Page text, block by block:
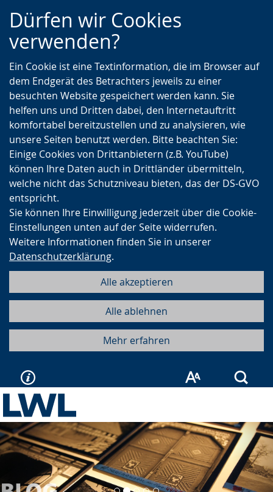
Zur
Hauptnavigation
Zur
Seitennavigation
Zum
Inhalt
Dürfen wir Cookies
verwenden?
Ein Cookie ist eine Textinformation, die im Browser auf
dem Endgerät des Betrachters jeweils zu einer
besuchten Website gespeichert werden kann. Sie
helfen uns und Dritten dabei, den Internetauftritt
komfortabel bereitzustellen und zu analysieren, wie
unsere Seiten benutzt werden. Bitte beachten Sie:
Einige Cookies von Drittanbietern (z.B. YouTube)
können Ihre Daten auch in Drittländer übermitteln,
welche nicht das Schutzniveau bieten, das der DS-GVO
entspricht.
Sie können Ihre Einwilligung jederzeit über die Cookie-
Einstellungen unten auf der Seite widerrufen.
Weitere Informationen finden Sie in unserer
Datenschutzerklärung.
Alle akzeptieren
Alle ablehnen
Mehr erfahren
Vorherige